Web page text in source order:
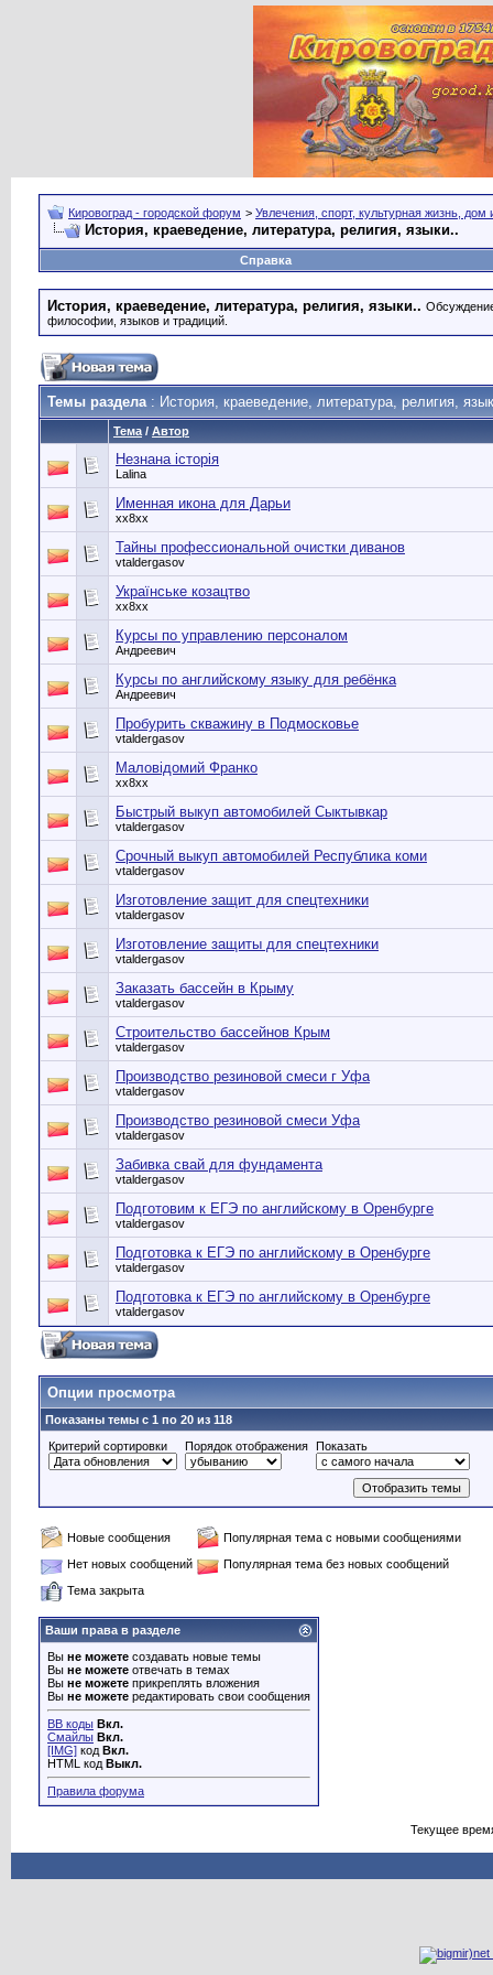
Кировоград - городской форум > Увлечения, спорт, культурная жизнь, дом
История, краеведение, литература, религия, языки..
Справка
История, краеведение, литература, религия, языки..
философии, языков и традиций.
Темы раздела: История, краеведение, литература, религия,
Тема / Автор
Незнана історія
Lalina
Именная икона для Дарьи
хх8хх
Тайны профессиональной очистки диванов
vtaldergasov
Українське козацтво
хх8хх
Курсы по управлению персоналом
Андреевич
Курсы по английскому языку для ребёнка
Андреевич
Пробурить скважину в Подмосковье
vtaldergasov
Маловідомий Франко
хх8хх
Быстрый выкуп автомобилей Сыктывкар
vtaldergasov
Срочный выкуп автомобилей Республика коми
vtaldergasov
Изготовление защит для спецтехники
vtaldergasov
Изготовление защиты для спецтехники
vtaldergasov
Заказать бассейн в Крыму
vtaldergasov
Строительство бассейнов Крым
vtaldergasov
Производство резиновой смеси г Уфа
vtaldergasov
Производство резиновой смеси Уфа
vtaldergasov
Забивка свай для фундамента
vtaldergasov
Подготовим к ЕГЭ по английскому в Оренбурге
vtaldergasov
Подготовка к ЕГЭ по английскому в Оренбурге
vtaldergasov
Подготовка к ЕГЭ по английскому в Оренбурге
vtaldergasov
Опции просмотра
Показаны темы с 1 по 20 из 118
Критерий сортировки
Порядок отображения Показать
Новые сообщения
Популярная тема с новыми сообщениями
Нет новых сообщений
Популярная тема без новых сообщений
Тема закрыта
Ваши права в разделе
Вы не можете создавать новые темы
Вы не можете отвечать в темах
Вы не можете прикреплять вложения
Вы не можете редактировать свои сообщения
BB коды Вкл.
Смайлы Вкл.
[IMG] код Вкл.
HTML код Выкл.
Правила форума
Текущее